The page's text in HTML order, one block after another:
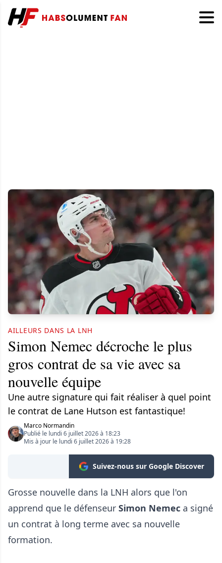
AILLEURS DANS LA LNH
Simon Nemec décroche le plus
gros contrat de sa vie avec sa
nouvelle équipe
Une autre signature qui fait réaliser à quel point
le contrat de Lane Hutson est fantastique!
Marco Normandin
Publié le lundi 6 juillet 2026 à 18:23
Mis à jour le lundi 6 juillet 2026 à 19:28
Suivez-nous sur Google Discover
Grosse nouvelle dans la LNH alors que l'on
apprend que le défenseur Simon Nemec a signé
un contrat à long terme avec sa nouvelle
formation.